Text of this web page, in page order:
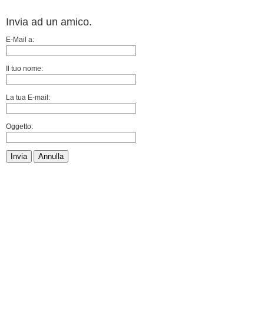
Invia ad un amico.
E-Mail a:
Il tuo nome:
La tua E-mail:
Oggetto:
Invia Annulla